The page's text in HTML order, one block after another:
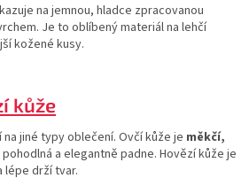
na jemnou, hladce zpracovanou
Je to oblíbený materiál na lehčí
kožené kusy.
kůže
jiné typy oblečení. Ovčí kůže je měkčí,
a elegantně padne. Hovězí kůže je
lépe drží tvar.